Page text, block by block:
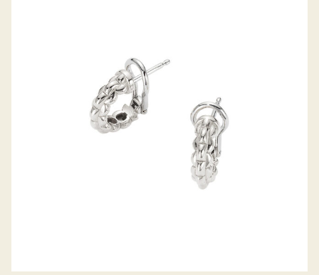
CREOLEN EKA TINY KOLLEKTION